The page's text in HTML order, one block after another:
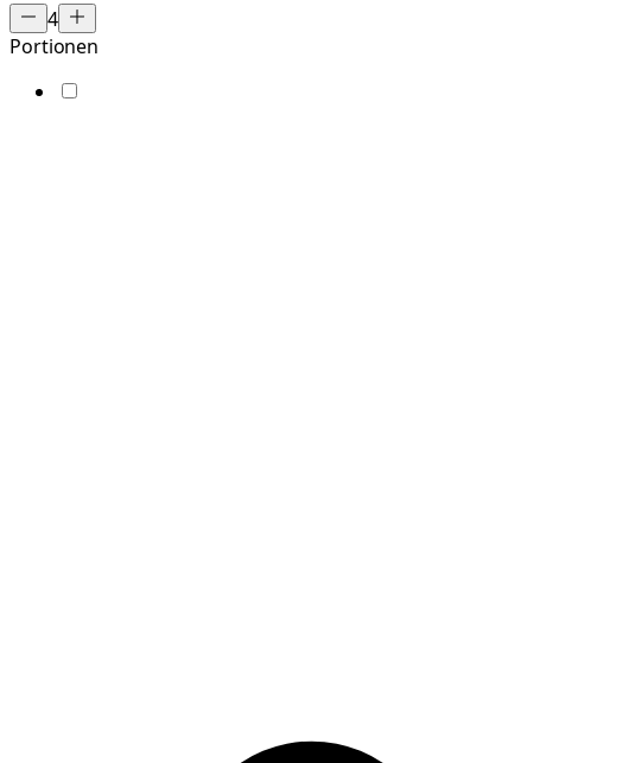
4
Portionen